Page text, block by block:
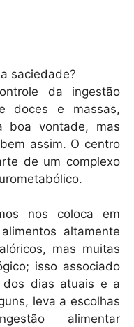
saciedade?
da ingestão
doces e massas,
boa vontade, mas
assim. O centro
de um complexo
nos coloca em
altamente
mas muitas
isso associado
dos dias atuais e a
leva a escolhas
alimentar